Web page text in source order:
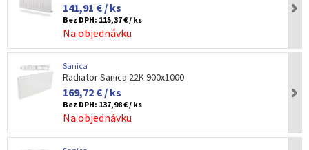
141,91 € / ks
Bez DPH: 115,37 € / ks
Na objednávku
Sanica
Radiator Sanica 22K 900x1000
169,72 € / ks
Bez DPH: 137,98 € / ks
Na objednávku